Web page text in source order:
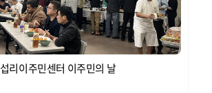
섭리이주민센터 이주민의 날